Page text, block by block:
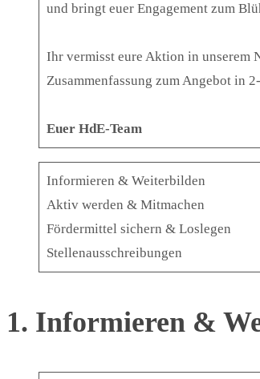
und bringt euer Engagement zum
Ihr vermisst eure Aktion in unserem
Zusammenfassung zum Angebot in
Euer HdE-Team
Informieren & Weiterbilden
Aktiv werden & Mitmachen
Fördermittel sichern & Loslegen
Stellenausschreibungen
1. Informieren &